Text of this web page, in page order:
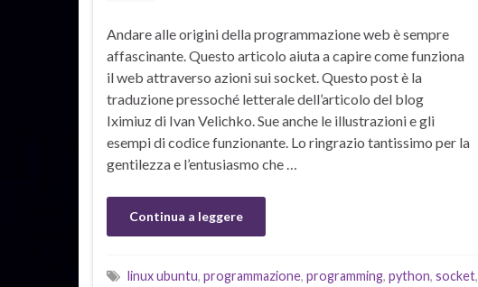
Andare alle origini della programmazione web è sempre
affascinante. Questo articolo aiuta a capire come funziona
il web attraverso azioni sui socket. Questo post è la
traduzione pressoché letterale dell’articolo del blog
Iximiuz di Ivan Velichko. Sue anche le illustrazioni e gli
esempi di codice funzionante. Lo ringrazio tantissimo per la
gentilezza e l’entusiasmo che …
Continua a leggere
linux ubuntu, programmazione, programming, python, socket,